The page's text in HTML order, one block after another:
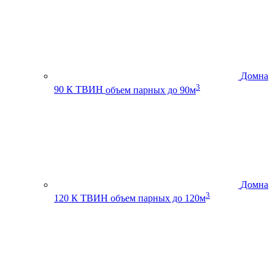
Домна
90 К ТВИН объем парных до 90м3
Домна
120 К ТВИН объем парных до 120м3